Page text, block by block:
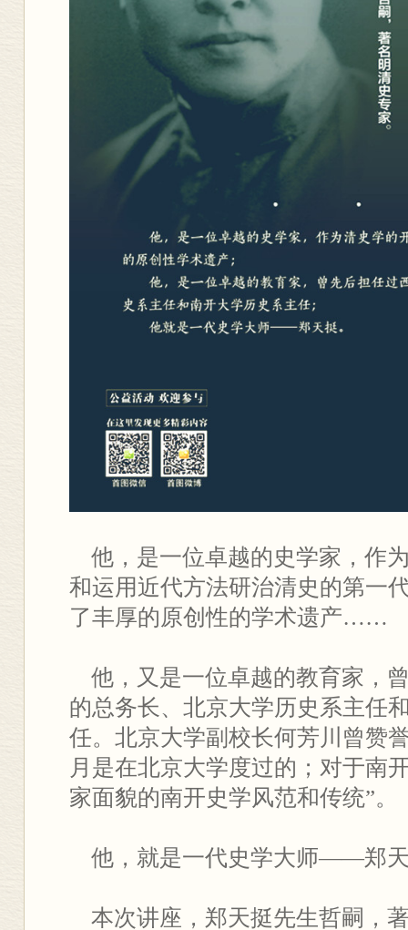
他，是一位卓越的史学家，作
和运用近代方法研治清史的第一
了丰厚的原创性的学术遗产……
他，又是一位卓越的教育家，
的总务长、北京大学历史系主任
任。北京大学副校长何芳川曾赞
月是在北京大学度过的；对于南
家面貌的南开史学风范和传统”。
他，就是一代史学大师——郑
本次讲座，郑天挺先生哲嗣，